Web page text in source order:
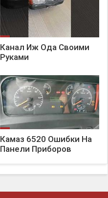
Канал Иж Ода Своими
Руками
Камаз 6520 Ошибки На
Панели Приборов